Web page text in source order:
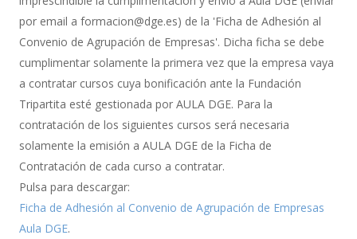
por email a formacion@dge.es) de la 'Ficha de Adhesión al
Convenio de Agrupación de Empresas'. Dicha ficha se debe
cumplimentar solamente la primera vez que la empresa vaya
a contratar cursos cuya bonificación ante la Fundación
Tripartita esté gestionada por AULA DGE. Para la
contratación de los siguientes cursos será necesaria
solamente la emisión a AULA DGE de la Ficha de
Contratación de cada curso a contratar.
Pulsa para descargar:
Ficha de Adhesión al Convenio de Agrupación de Empresas
Aula DGE.